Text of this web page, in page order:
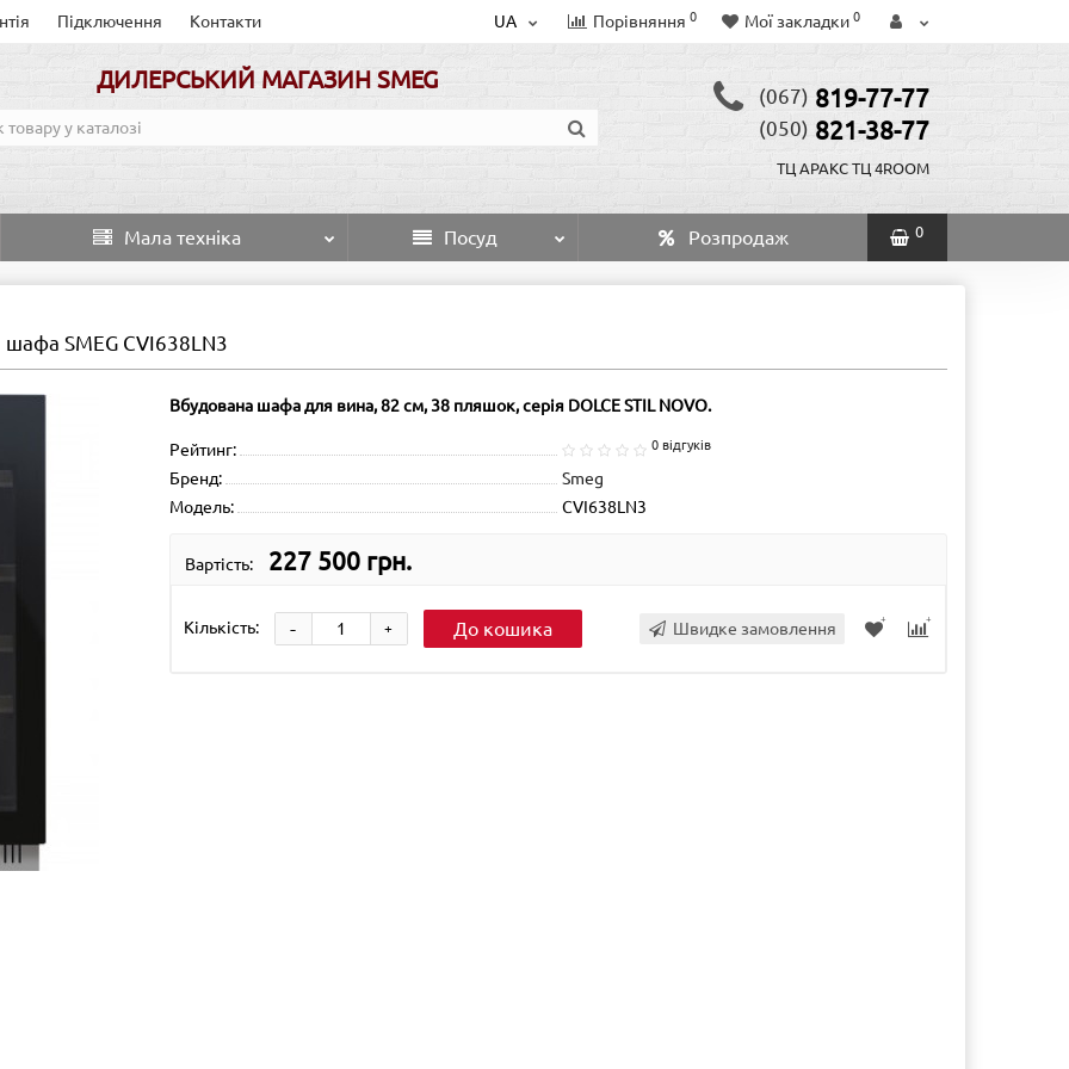
Підключення Контакти UA Порівняння 0 Мої закладки 0
ДИЛЕРСЬКИЙ МАГАЗИН SMEG
(067) 819-77-77
(050) 821-38-77
ТЦ АРАКС ТЦ 4ROOM
Мала техніка Посуд Розпродаж 0
SMEG CVI638LN3
Вбудована шафа для вина, 82 см, 38 пляшок, серія DOLCE STIL NOVO.
Рейтинг: 0 відгуків
Бренд:
Smeg
Модель:
CVI638LN3
Вартість: 227 500 грн.
Кількість: +
- До кошика Швидке замовлення